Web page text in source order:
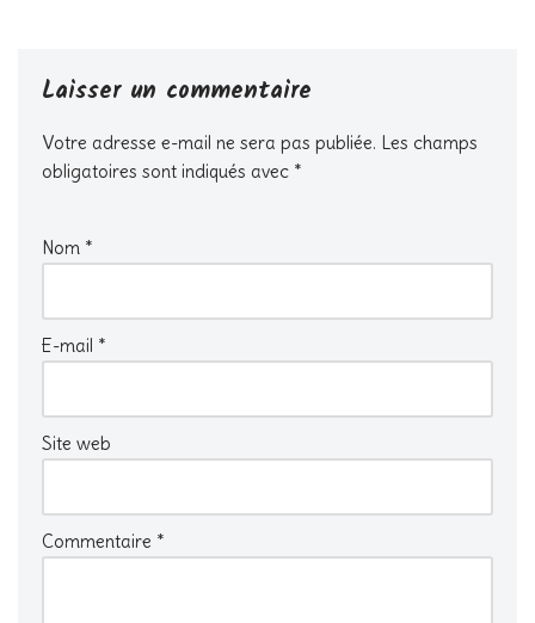
Laisser un commentaire
Votre adresse e-mail ne sera pas publiée. Les champs
obligatoires sont indiqués avec *
Nom *
E-mail *
Site web
Commentaire *